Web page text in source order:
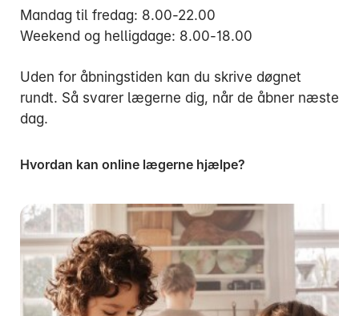
Mandag til fredag: 8.00-22.00
Weekend og helligdage: 8.00-18.00
Uden for åbningstiden kan du skrive døgnet
rundt. Så svarer lægerne dig, når de åbner næste
dag.
Hvordan kan online lægerne hjælpe?